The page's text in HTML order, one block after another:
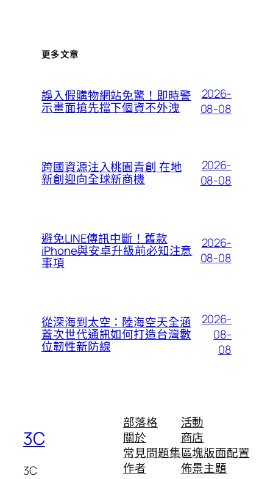
更多文章
誤入假購物網站免驚！即時警
示畫面搶先擋下個資不外洩
2026-
08-08
跨國資源注入桃園青創 在地
新創迎向全球新商機
2026-
08-08
避免LINE傳訊中斷！舊款
iPhone與安卓升級前必知注意
事項
2026-
08-08
從深海到太空：陸海空天全涵
蓋次世代通訊如何打造台灣數
位韌性新防線
2026-
08-
08
3C
3C
部落格
關於
常見問題集
作者
活動
商店
區塊版面配置
佈景主題